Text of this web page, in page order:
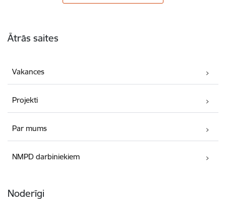
Ātrās saites
Vakances
Projekti
Par mums
NMPD darbiniekiem
Noderīgi